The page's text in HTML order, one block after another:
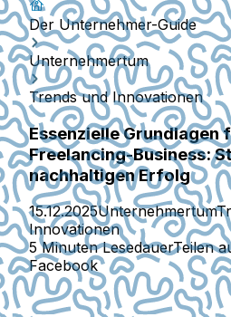
Der Unternehmer-Guide
Unternehmertum
Trends und Innovationen
Essenzielle Grundlagen
Freelancing-Business:
nachhaltigen Erfolg
15.12.2025Unternehmertum
Innovationen
5 Minuten LesedauerTeilen
Facebook